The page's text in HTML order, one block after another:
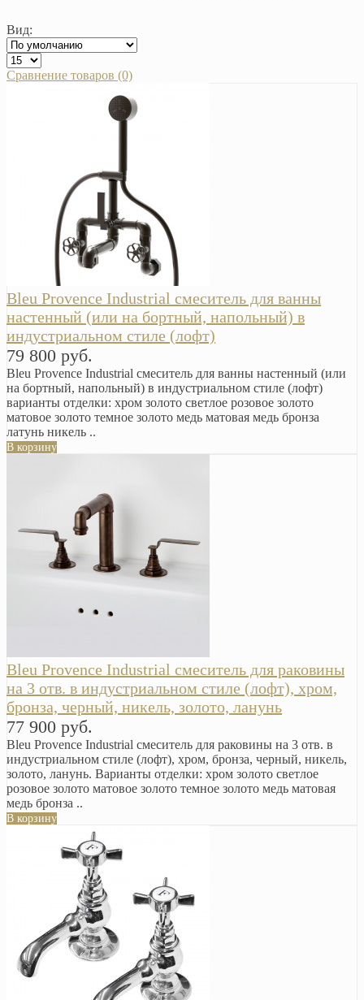
Вид:
Сравнение товаров (0)
Bleu Provence Industrial смеситель для ванны
настенный (или на бортный, напольный) в
индустриальном стиле (лофт)
79 800 руб.
Bleu Provence Industrial смеситель для ванны настенный (или
на бортный, напольный) в индустриальном стиле (лофт)
варианты отделки: хром золото светлое розовое золото
матовое золото темное золото медь матовая медь бронза
латунь никель ..
В корзину
Bleu Provence Industrial смеситель для раковины
на 3 отв. в индустриальном стиле (лофт), хром,
бронза, черный, никель, золото, ланунь
77 900 руб.
Bleu Provence Industrial смеситель для раковины на 3 отв. в
индустриальном стиле (лофт), хром, бронза, черный, никель,
золото, ланунь. Варианты отделки: хром золото светлое
розовое золото матовое золото темное золото медь матовая
медь бронза ..
В корзину